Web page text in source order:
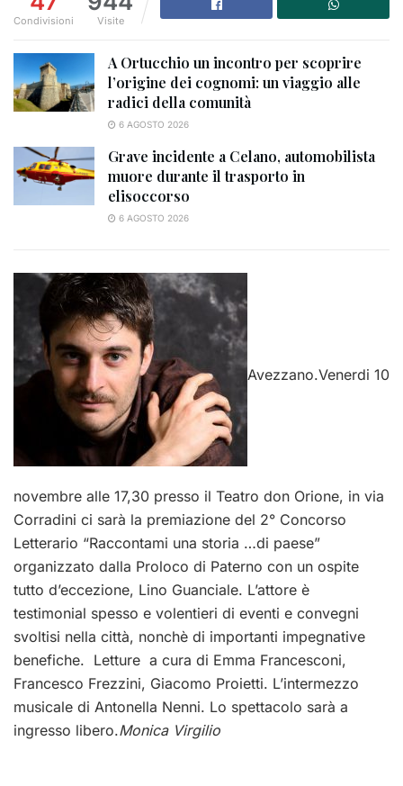
Condivisioni Visite
A Ortucchio un incontro per scoprire
l’origine dei cognomi: un viaggio alle
radici della comunità
6 AGOSTO 2026
Grave incidente a Celano, automobilista
muore durante il trasporto in
elisoccorso
6 AGOSTO 2026
Avezzano.Venerdi 10
novembre alle 17,30 presso il Teatro don Orione, in via
Corradini ci sarà la premiazione del 2° Concorso
Letterario “Raccontami una storia …di paese”
organizzato dalla Proloco di Paterno con un ospite
tutto d’eccezione, Lino Guanciale. L’attore è
testimonial spesso e volentieri di eventi e convegni
svoltisi nella città, nonchè di importanti impegnative
benefiche. Letture a cura di Emma Francesconi,
Francesco Frezzini, Giacomo Proietti. L’intermezzo
musicale di Antonella Nenni. Lo spettacolo sarà a
ingresso libero.Monica Virgilio